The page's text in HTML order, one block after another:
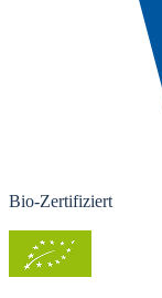
Bio-Zertifiziert